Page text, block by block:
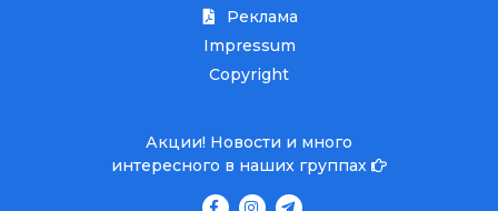
Реклама
Impressum
Copyright
Акции! Новости и много
интересного в наших группах